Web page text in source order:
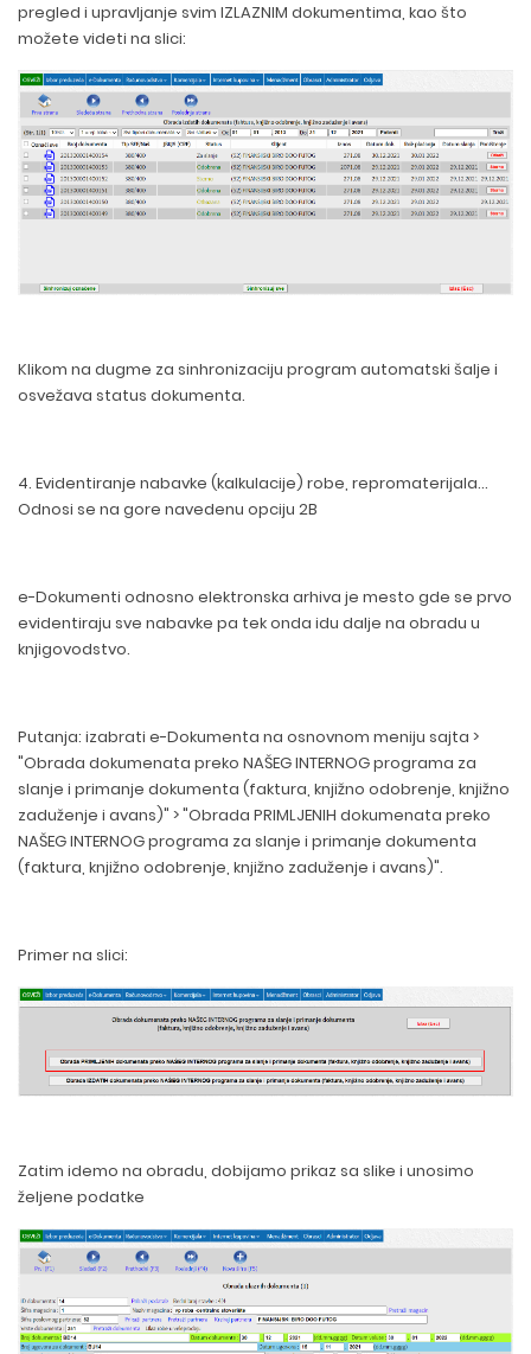
pregled i upravljanje svim IZLAZNIM dokumentima, kao što
možete videti na slici:
Klikom na dugme za sinhronizaciju program automatski šalje i
osvežava status dokumenta.
4. Evidentiranje nabavke (kalkulacije) robe, repromaterijala...
Odnosi se na gore navedenu opciju 2B
e-Dokumenti odnosno elektronska arhiva je mesto gde se prvo
evidentiraju sve nabavke pa tek onda idu dalje na obradu u
knjigovodstvo.
Putanja: izabrati e-Dokumenta na osnovnom meniju sajta >
"Obrada dokumenata preko NAŠEG INTERNOG programa za
slanje i primanje dokumenta (faktura, knjižno odobrenje, knjižno
zaduženje i avans)" > "Obrada PRIMLJENIH dokumenata preko
NAŠEG INTERNOG programa za slanje i primanje dokumenta
(faktura, knjižno odobrenje, knjižno zaduženje i avans)".
Primer na slici:
Zatim idemo na obradu, dobijamo prikaz sa slike i unosimo
željene podatke